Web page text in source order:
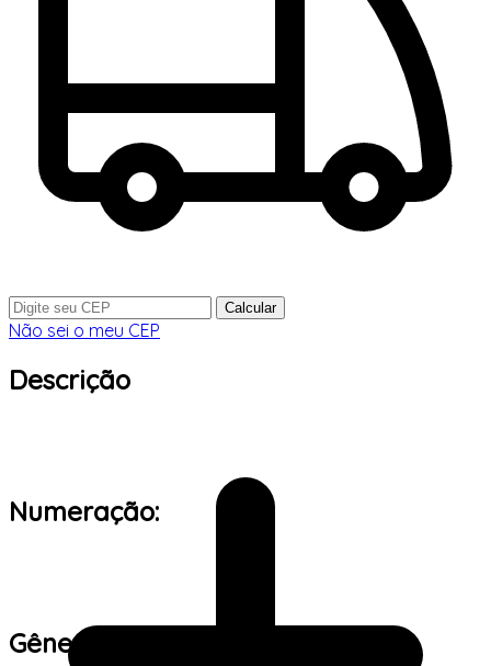
Calcular
Não sei o meu CEP
Descrição
Numeração:
Gênero: